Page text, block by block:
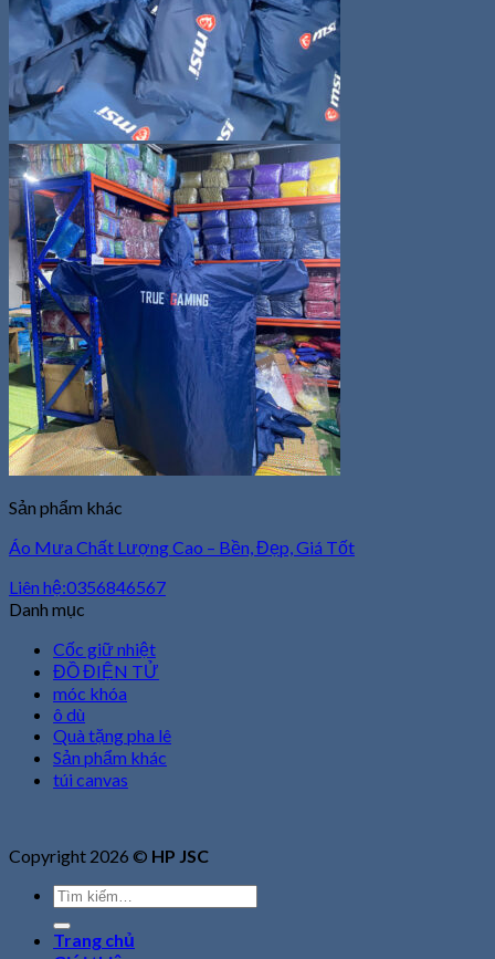
0
Giỏ hàng
Chưa có sản phẩm trong giỏ hàng.
Sản phẩm khác
Áo Mưa Chất Lượng Cao – Bền, Đẹp, Giá Tốt
Liên hệ:0356846567
Danh mục
Cốc giữ nhiệt
ĐỒ ĐIỆN TỬ
móc khóa
ô dù
Quà tặng pha lê
Sản phẩm khác
túi canvas
Copyright 2026 © HP JSC
Tìm
kiếm:
Trang chủ